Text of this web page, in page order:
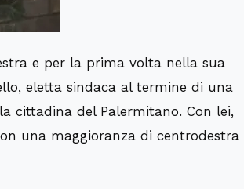
e per la prima volta nella sua
eletta sindaca al termine di una
cittadina del Palermitano. Con lei,
una maggioranza di centrodestra